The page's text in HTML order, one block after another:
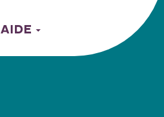
AIDE